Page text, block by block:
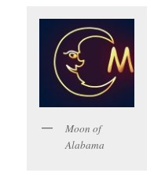
Moon of
Alabama